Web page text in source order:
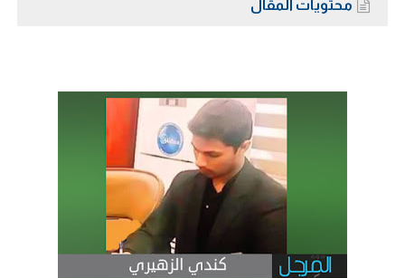
محتويات المقال